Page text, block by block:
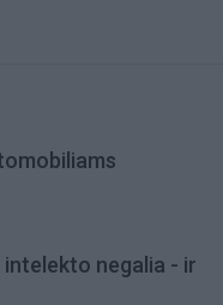
negalia - ir